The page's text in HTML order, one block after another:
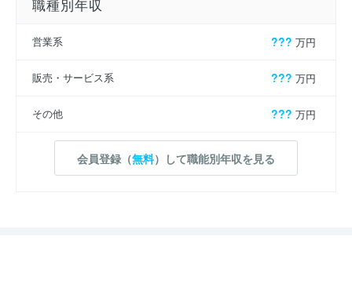
職種別年収
営業系 ??? 万円
販売・サービス系 ??? 万円
その他 ??? 万円
会員登録（無料）して職能別年収を見る